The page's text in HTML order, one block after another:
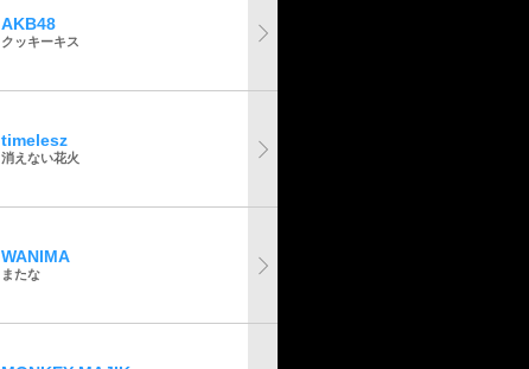
AKB48
クッキーキス
timelesz
消えない花火
WANIMA
またな